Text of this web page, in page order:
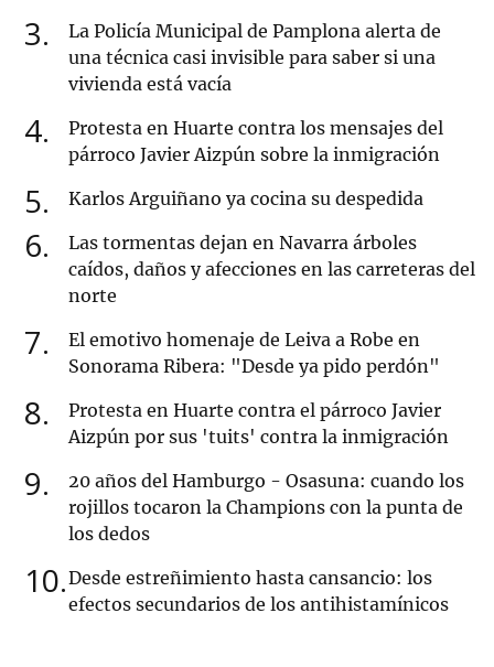
3
La Policía Municipal de Pamplona alerta de
una técnica casi invisible para saber si una
vivienda está vacía
4
Protesta en Huarte contra los mensajes del
párroco Javier Aizpún sobre la inmigración
5 Karlos Arguiñano ya cocina su despedida
6
Las tormentas dejan en Navarra árboles
caídos, daños y afecciones en las carreteras del
norte
7
El emotivo homenaje de Leiva a Robe en
Sonorama Ribera: "Desde ya pido perdón"
8
Protesta en Huarte contra el párroco Javier
Aizpún por sus 'tuits' contra la inmigración
9
20 años del Hamburgo - Osasuna: cuando los
rojillos tocaron la Champions con la punta de
los dedos
10 Desde estreñimiento hasta cansancio: los
efectos secundarios de los antihistamínicos